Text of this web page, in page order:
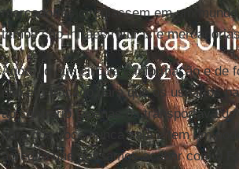
mercadorias circulassem em um
temos são infraestruturas e
Agora, o que circula é informação e de
não era traçado para que os usuários
ao contrário, apenas os transportava
para que você nunca saia e tem um
acredito que possamos acabar com o